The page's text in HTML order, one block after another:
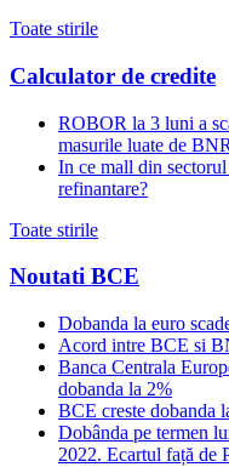
Toate stirile
Calculator de credite
ROBOR la 3 luni a
masurile luate de
In ce mall din
refinantare?
Toate stirile
Noutati BCE
Dobanda la euro
Acord intre BCE si
Banca Centrala
dobanda la 2%
BCE creste dobanda
Dobânda pe termen
2022. Ecartul față de